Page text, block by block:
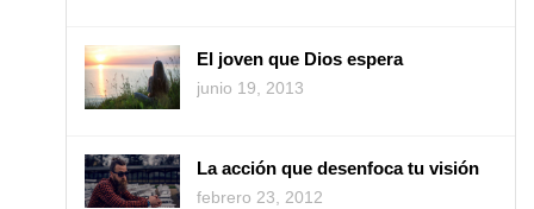
El joven que Dios espera
junio 19, 2013
La acción que desenfoca tu visión
febrero 23, 2012